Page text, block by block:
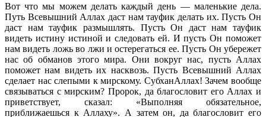
Вот что мы можем делать каждый день — маленькие дела.
Путь Всевышний Аллах даст нам тауфик делать их. Пусть Он
даст нам тауфик размышлять. Пусть Он даст нам тауфик
видеть истину истиной и следовать ей. И пусть Он поможет
нам видеть ложь во лжи и остерегаться ее. Пусть Он убережет
нас об обманов этого мира. Они вокруг нас, пусть Аллах
поможет нам видеть их насквозь. Пусть Всевышний Аллах
сделает нас слепыми к мирскому. СубханАллах! Зачем вообще
связываться с мирским? Пророк, да благословит его Аллах и
приветствует, сказал: «Выполняя обязательное,
приближаешься к Аллаху». А затем он, да благословит его